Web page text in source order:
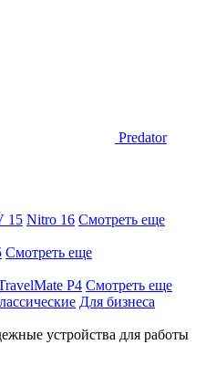
Predator
15 Nitro 16 Смотреть еще
Смотреть еще
P4 Смотреть еще
Для бизнеса
устройства для работы